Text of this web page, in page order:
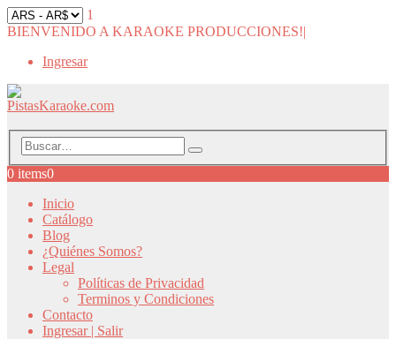
1
BIENVENIDO A KARAOKE PRODUCCIONES!|
Ingresar
0 items0
Inicio
Catálogo
Blog
¿Quiénes Somos?
Legal
Políticas de Privacidad
Terminos y Condiciones
Contacto
Ingresar | Salir